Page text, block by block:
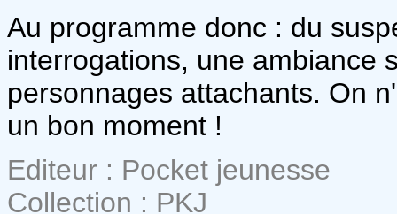
Au programme donc : du
interrogations, une ambiance
personnages attachants. On
un bon moment !
Editeur : Pocket jeunesse
Collection : PKJ